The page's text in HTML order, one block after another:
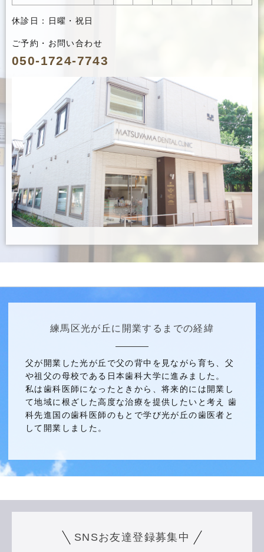
休診日：日曜・祝日
ご予約・お問い合わせ
050-1724-7743
練馬区光が丘に開業するまでの経緯
父が開業した光が丘で父の背中を見ながら育ち、父
や祖父の母校である日本歯科大学に進みました。
私は歯科医師になったときから、将来的には開業し
て地域に根ざした高度な治療を提供したいと考え 歯
科先進国の歯科医師のもとで学び光が丘の歯医者と
して開業しました。
SNSお友達登録募集中